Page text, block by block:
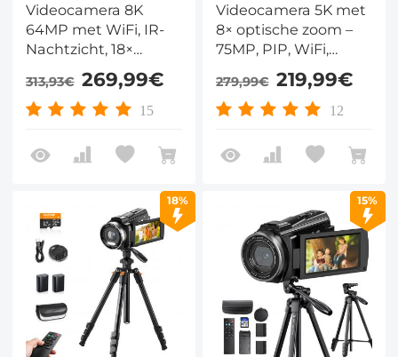
Videocamera 8K
64MP met WiFi, IR-
Nachtzicht, 18×
Digitale Zoom en
Draadloze Microfoon
313,93€ 269,99€
15
Videocamera 5K met
8× optische zoom –
75MP, PIP, WiFi,
draadloze microfoon,
64GB & 177 cm statief
– Kentfaith
279,99€ 219,99€
12
18% 15%